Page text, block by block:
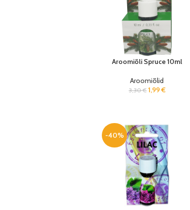
Aroomiõli Spruce 10ml
Aroomiõlid
3,30€ 1,99€
-40%